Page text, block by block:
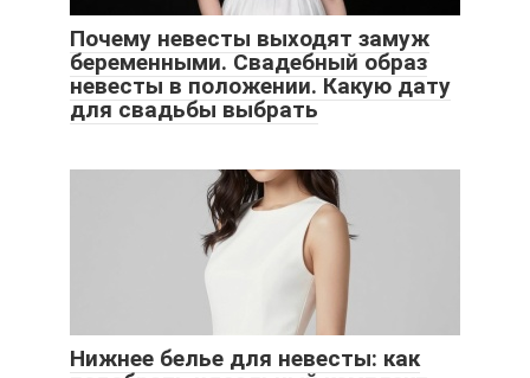
Почему невесты выходят замуж
беременными. Свадебный образ
невесты в положении. Какую дату
для свадьбы выбрать
Нижнее белье для невесты: как